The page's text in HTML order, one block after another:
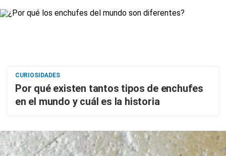
CURIOSIDADES
Por qué existen tantos tipos de enchufes
en el mundo y cuál es la historia